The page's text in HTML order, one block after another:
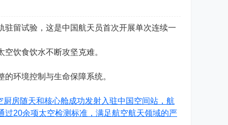
留试验，这是中国航天员首次开展单次连续一
饮食饮水不断攻坚克难。
环境控制与生命保障系统。
房随天和核心舱成功发射入驻中国空间站，航
20余项太空检测标准，满足航空航天领域的严